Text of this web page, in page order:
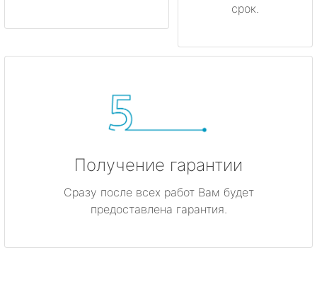
срок.
Получение гарантии
Сразу после всех работ Вам будет
предоставлена гарантия.